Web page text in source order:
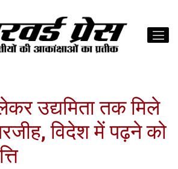
उद्यमिता तक मिले
विदेश में पढ़ने को